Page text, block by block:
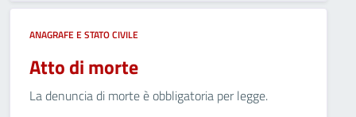
ANAGRAFE E STATO CIVILE
Atto di morte
La denuncia di morte è obbligatoria per legge.